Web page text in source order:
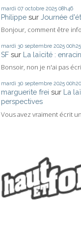
mardi 07 octobre 2025 08h46
Philippe sur Journée
Bonjour, comment être
mardi 30 septembre 2025 00h25
SF sur La laïcité :
Bonsoir, non je n'ai pas
mardi 30 septembre 2025 00h20
marguerite frei sur La
perspectives
Vous avez vraiment écrit